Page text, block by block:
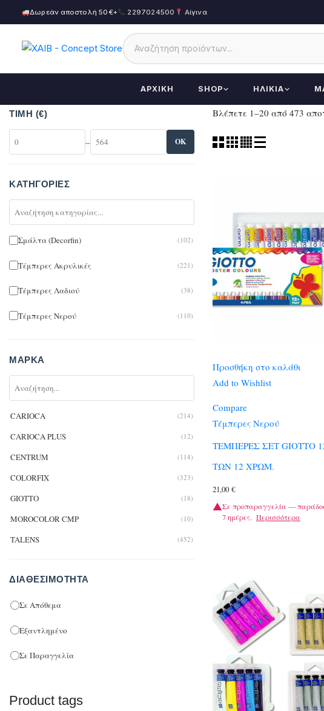
Δωρεάν αποστολή 50€+ 2297024500 Αίγινα
ΑΡΧΙΚΉ SHOP ΗΛΙΚΊΑ
Βλέπετε 1–20 από 473
Προσθήκη στο καλάθι
Add to Wishlist
Compare
Τέμπερες Νερού
ΤΕΜΠΕΡΕΣ ΣΕΤ GIOTTO
ΤΩΝ 12 ΧΡΩΜ.
21,00 €
Σε προπαραγγελία —
7 ημέρες. Περισσότερα
ΤΙΜΉ (€)
– OK
ΚΑΤΗΓΟΡΊΕΣ
Σμάλτα (Decorfin) (102)
Τέμπερες Ακρυλικές (221)
Τέμπερες Λαδιού (38)
Τέμπερες Νερού (110)
ΜΆΡΚΑ
CARIOCA (214)
CARIOCA PLUS (12)
CENTRUM (114)
COLORFIX (323)
GIOTTO (18)
MOROCOLOR CMP (10)
TALENS (452)
ΔΙΑΘΕΣΙΜΌΤΗΤΑ
Σε Απόθεμα
Εξαντλημένο
Σε Παραγγελία
Product tags